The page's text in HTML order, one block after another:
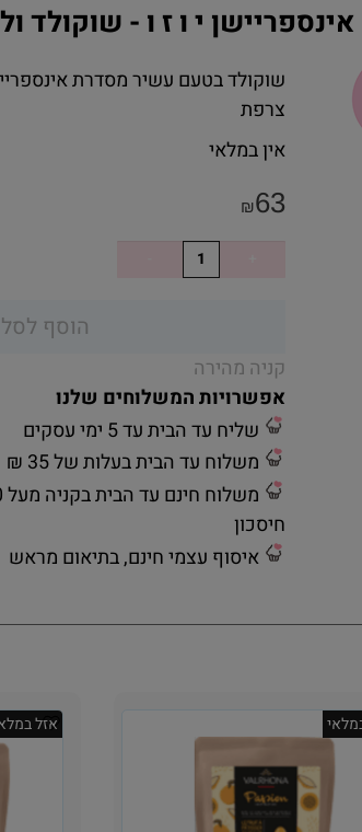
אינספריישן י ו ז ו - שוקולד ולרונה
שוקולד בטעם עשיר מסדרת
צרפת
אין במלאי
₪63
הוסף לסל
קניה מהירה
אפשרויות המשלוחים שלנו
שליח עד הבית עד 5 ימי עסקים
משלוח עד הבית בעלות של 35 ₪
חיסכון
איסוף עצמי חינם, בתיאום מראש
אזל